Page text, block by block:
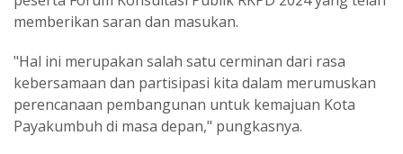
memberikan saran dan masukan.
"Hal ini merupakan salah satu cerminan dari rasa
kebersamaan dan partisipasi kita dalam merumuskan
perencanaan pembangunan untuk kemajuan Kota
Payakumbuh di masa depan," pungkasnya.